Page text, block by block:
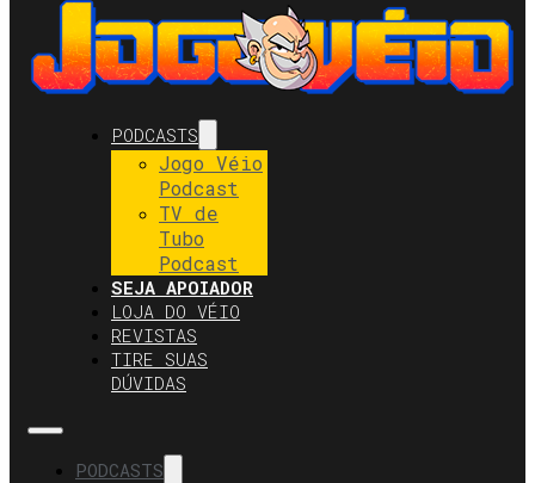
PODCASTS
Jogo Véio
Podcast
TV de
Tubo
Podcast
SEJA APOIADOR
LOJA DO VÉIO
REVISTAS
TIRE SUAS
DÚVIDAS
PODCASTS